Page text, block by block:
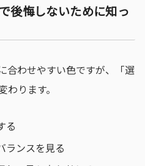
後悔しないために知っ
合わせやすい色ですが、「選
ります。
る
ランスを見る